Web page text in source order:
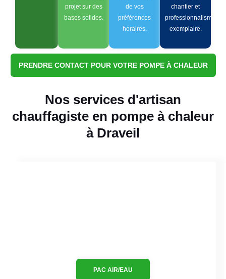
projet sur des
bases solides.
de vos
préférences
horaires.
chantier et
professionnalisme
exemplaire.
PRENDRE CONTACT POUR VOTRE POMPE À CHALEUR
Nos services d'artisan
chauffagiste en pompe à chaleur
à Draveil
PAC AIR/EAU